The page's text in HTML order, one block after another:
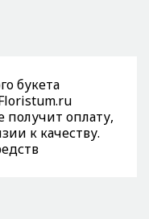
букета
получит оплату,
к качеству.